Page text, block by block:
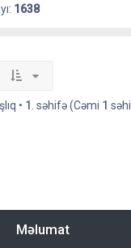
1638
• 1 . səhifə (Cəmi 1
Məlumat